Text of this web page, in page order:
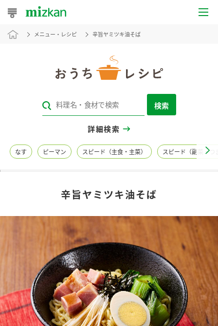
おうちレシピ
レシピカテゴリ一覧
レシピ名特集
商品カテゴリ
調味酢
お酢ドリンク ぽん酢
新商品一覧
キャンペーン情報
ブランド・スペシャルサイト
ブランド・スペシャルサイト トップ
メニュー・レシピ 辛旨ヤミツキ油そば
検索
詳細検索
なす ピーマン スピード（主食・主菜） スピード（副菜・つ
辛旨ヤミツキ油そば